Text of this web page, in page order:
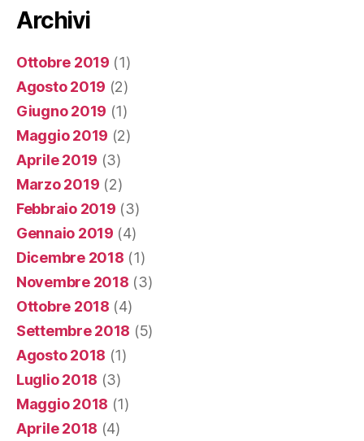
Archivi
Ottobre 2019 (1)
Agosto 2019 (2)
Giugno 2019 (1)
Maggio 2019 (2)
Aprile 2019 (3)
Marzo 2019 (2)
Febbraio 2019 (3)
Gennaio 2019 (4)
Dicembre 2018 (1)
Novembre 2018 (3)
Ottobre 2018 (4)
Settembre 2018 (5)
Agosto 2018 (1)
Luglio 2018 (3)
Maggio 2018 (1)
Aprile 2018 (4)